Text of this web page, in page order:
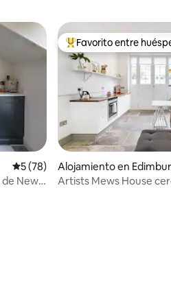
destacados
Calificación promedio: 5 de 5. 78
5 (78)
de New
Favorito entre los
Favorito entre
Alojamiento en
Artists Mews House